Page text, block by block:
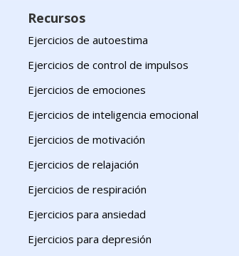
Recursos
Ejercicios de autoestima
Ejercicios de control de impulsos
Ejercicios de emociones
Ejercicios de inteligencia emocional
Ejercicios de motivación
Ejercicios de relajación
Ejercicios de respiración
Ejercicios para ansiedad
Ejercicios para depresión